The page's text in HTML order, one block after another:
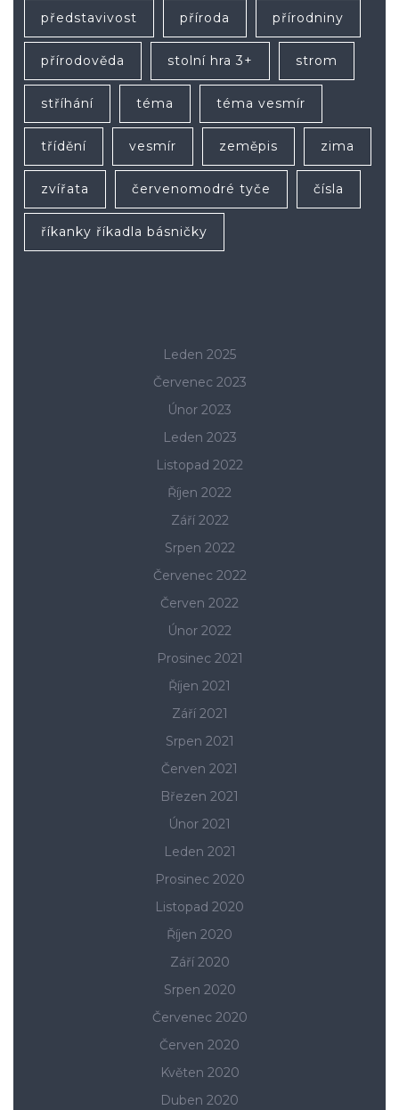
představivost příroda přírodniny
přírodověda stolní hra 3+ strom
stříhání téma téma vesmír
třídění vesmír zeměpis zima
zvířata červenomodré tyče čísla
říkanky říkadla básničky
Leden 2025
Červenec 2023
Únor 2023
Leden 2023
Listopad 2022
Říjen 2022
Září 2022
Srpen 2022
Červenec 2022
Červen 2022
Únor 2022
Prosinec 2021
Říjen 2021
Září 2021
Srpen 2021
Červen 2021
Březen 2021
Únor 2021
Leden 2021
Prosinec 2020
Listopad 2020
Říjen 2020
Září 2020
Srpen 2020
Červenec 2020
Červen 2020
Květen 2020
Duben 2020